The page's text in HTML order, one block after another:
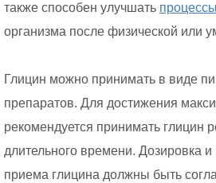
также способен улучшать процессы
организма после физической или
Глицин можно принимать в виде
препаратов. Для достижения
рекомендуется принимать глицин
длительного времени. Дозировка
приема глицина должны быть